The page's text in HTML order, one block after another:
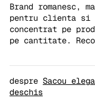
Brand
pentru clienta si
concentrat pe
pe cantitate.
Sacou
deschis